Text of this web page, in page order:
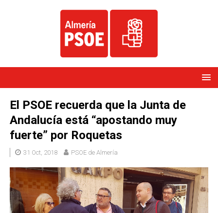
El PSOE recuerda que la Junta de
Andalucía está “apostando muy
fuerte” por Roquetas
31 Oct, 2018 PSOE de Almería